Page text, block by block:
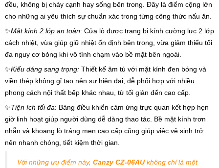
đều, không bị cháy cạnh hay sống bên trong. Đây là điểm cộng lớn
cho những ai yêu thích sự chuẩn xác trong từng công thức nấu ăn.
✨Mặt kính 2 lớp an toàn: Cửa lò được trang bị kính cường lực 2 lớp
cách nhiệt, vừa giúp giữ nhiệt ổn định bên trong, vừa giảm thiểu tối
đa nguy cơ bỏng khi vô tình chạm vào bề mặt bên ngoài.
✨Kiểu dáng sang trọng: Thiết kế âm tủ với mặt kính đen bóng và
viền thép không gỉ tạo nên sự hiện đại, dễ phối hợp với nhiều
phong cách nội thất bếp khác nhau, từ tối giản đến cao cấp.
✨Tiện ích tối đa: Bảng điều khiển cảm ứng trực quan kết hợp hẹn
giờ linh hoạt giúp người dùng dễ dàng thao tác. Bề mặt kính trơn
nhẵn và khoang lò tráng men cao cấp cũng giúp việc vệ sinh trở
nên nhanh chóng, tiết kiệm thời gian.
Với những ưu điểm này, Canzy CZ-06AUkhông chỉ là một